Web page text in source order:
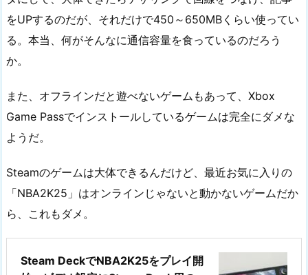
をUPするのだが、それだけで450～650MBくらい使ってい
る。本当、何がそんなに通信容量を食っているのだろう
か。
また、オフラインだと遊べないゲームもあって、Xbox
Game Passでインストールしているゲームは完全にダメな
ようだ。
Steamのゲームは大体できるんだけど、最近お気に入りの
「NBA2K25」はオンラインじゃないと動かないゲームだか
ら、これもダメ。
Steam DeckでNBA2K25をプレイ開